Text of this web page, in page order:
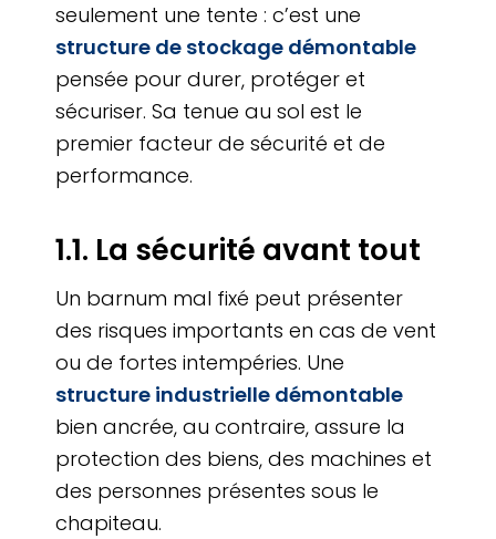
seulement une tente : c’est une
structure de stockage démontable
pensée pour durer, protéger et
sécuriser. Sa tenue au sol est le
premier facteur de sécurité et de
performance.
1.1. La sécurité avant tout
Un barnum mal fixé peut présenter
des risques importants en cas de vent
ou de fortes intempéries. Une
structure industrielle démontable
bien ancrée, au contraire, assure la
protection des biens, des machines et
des personnes présentes sous le
chapiteau.